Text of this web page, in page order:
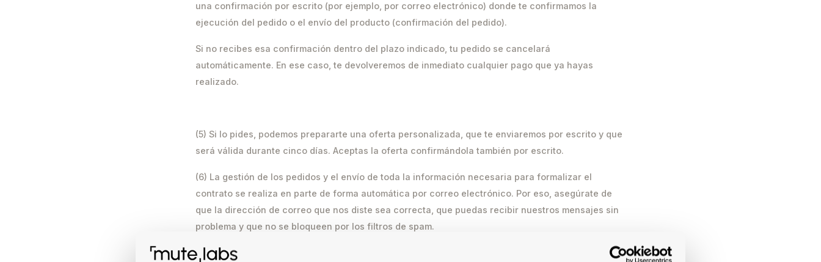
una confirmación por escrito (por ejemplo, por correo electrónico) donde te confirmamos la
ejecución del pedido o el envío del producto (confirmación del pedido).
Si no recibes esa confirmación dentro del plazo indicado, tu pedido se cancelará
automáticamente. En ese caso, te devolveremos de inmediato cualquier pago que ya hayas
realizado.
(5) Si lo pides, podemos prepararte una oferta personalizada, que te enviaremos por escrito y que
será válida durante cinco días. Aceptas la oferta confirmándola también por escrito.
(6) La gestión de los pedidos y el envío de toda la información necesaria para formalizar el
contrato se realiza en parte de forma automática por correo electrónico. Por eso, asegúrate de
que la dirección de correo que nos diste sea correcta, que puedas recibir nuestros mensajes sin
problema y que no se bloqueen por los filtros de spam.